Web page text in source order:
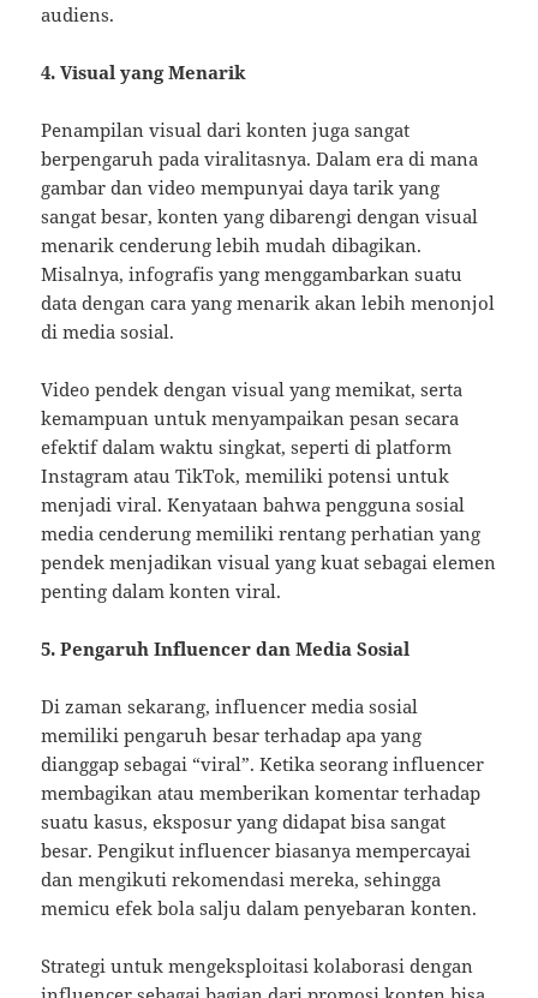
audiens.
4. Visual yang Menarik
Penampilan visual dari konten juga sangat
berpengaruh pada viralitasnya. Dalam era di mana
gambar dan video mempunyai daya tarik yang
sangat besar, konten yang dibarengi dengan visual
menarik cenderung lebih mudah dibagikan.
Misalnya, infografis yang menggambarkan suatu
data dengan cara yang menarik akan lebih menonjol
di media sosial.
Video pendek dengan visual yang memikat, serta
kemampuan untuk menyampaikan pesan secara
efektif dalam waktu singkat, seperti di platform
Instagram atau TikTok, memiliki potensi untuk
menjadi viral. Kenyataan bahwa pengguna sosial
media cenderung memiliki rentang perhatian yang
pendek menjadikan visual yang kuat sebagai elemen
penting dalam konten viral.
5. Pengaruh Influencer dan Media Sosial
Di zaman sekarang, influencer media sosial
memiliki pengaruh besar terhadap apa yang
dianggap sebagai “viral”. Ketika seorang influencer
membagikan atau memberikan komentar terhadap
suatu kasus, eksposur yang didapat bisa sangat
besar. Pengikut influencer biasanya mempercayai
dan mengikuti rekomendasi mereka, sehingga
memicu efek bola salju dalam penyebaran konten.
Strategi untuk mengeksploitasi kolaborasi dengan